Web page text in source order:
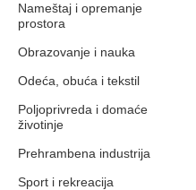
Nameštaj i opremanje
prostora
Obrazovanje i nauka
Odeća, obuća i tekstil
Poljoprivreda i domaće
životinje
Prehrambena industrija
Sport i rekreacija